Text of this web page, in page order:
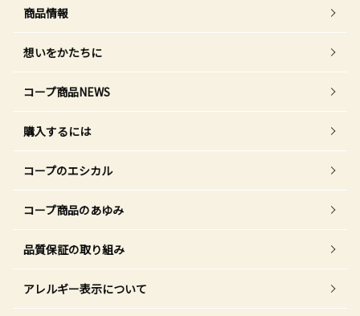
商品情報
想いをかたちに
コープ商品NEWS
購入するには
コープのエシカル
コープ商品のあゆみ
品質保証の取り組み
アレルギー表示について